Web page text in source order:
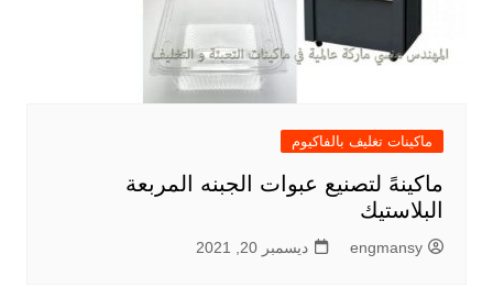
ماكينات تغليف بالفاكيوم
ماكينهً لتصنيع عبوات الجبنه المربعة
البلاستيك
engmansy ديسمبر 20, 2021